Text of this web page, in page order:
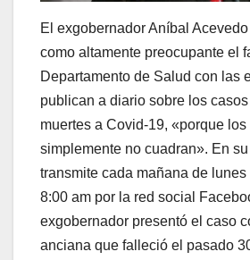
El exgobernador Aníbal
como altamente preocupante el
Departamento de Salud con las
publican a diario sobre los
muertes a Covid-19, «porque los
simplemente no cuadran». En su
transmite cada mañana de
8:00 am por la red social
exgobernador presentó el caso
anciana que falleció el pasado